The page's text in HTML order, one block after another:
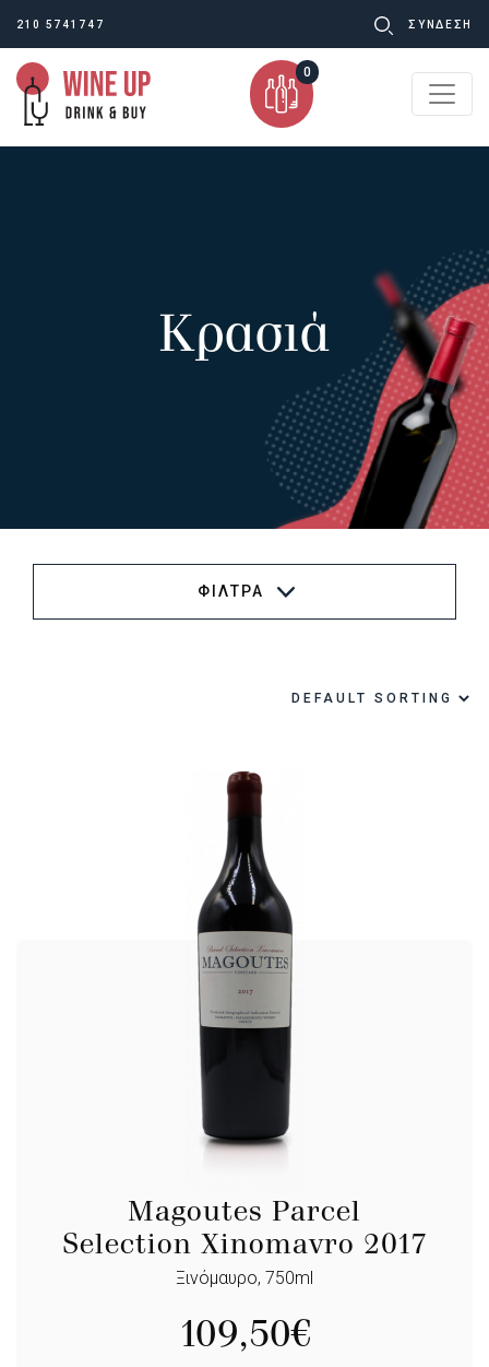
210 5741747 ΣΥΝΔΕΣΗ
0
Κρασιά
ΦΙΛΤΡΑ
Magoutes Parcel
Selection Xinomavro 2017
Ξινόμαυρο, 750ml
109,50€